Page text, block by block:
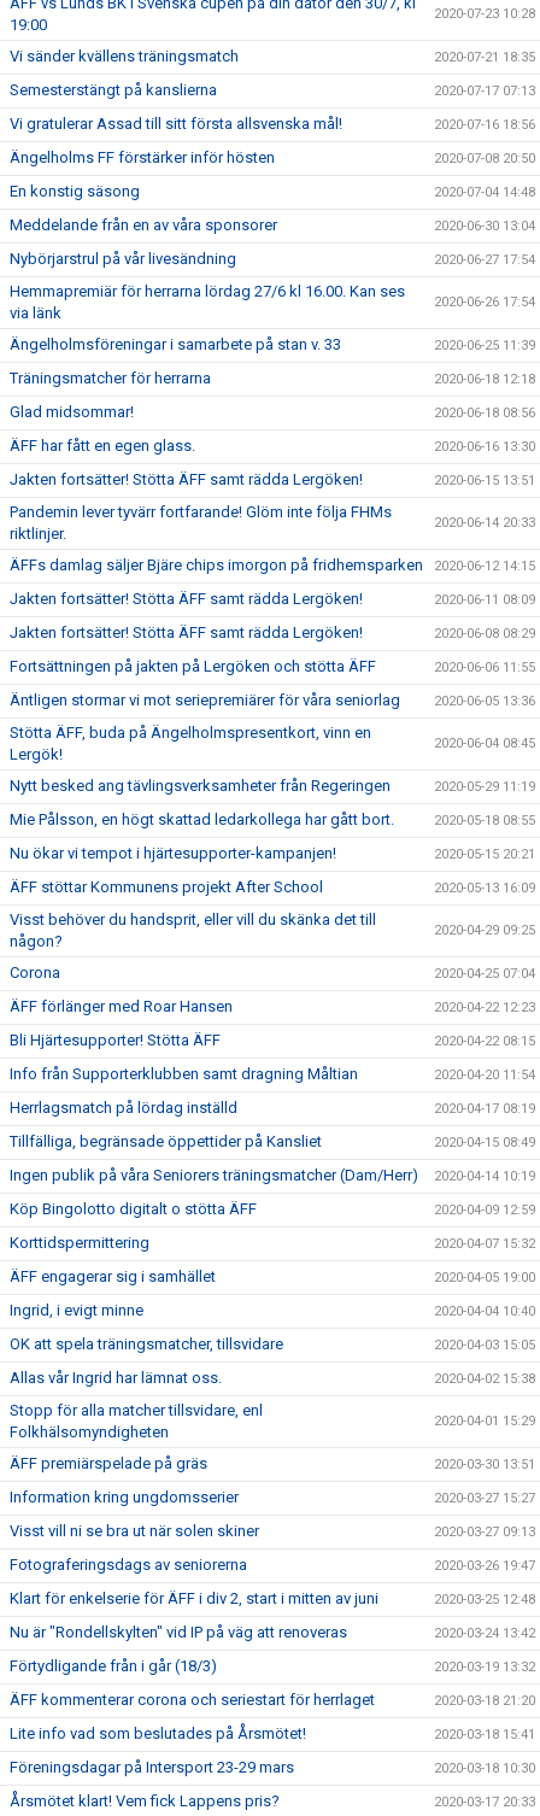
19:00
2020-07-23 10:28
Vi sänder kvällens träningsmatch 2020-07-21 18:35
Semesterstängt på kanslierna 2020-07-17 07:13
Vi gratulerar Assad till sitt första allsvenska mål! 2020-07-16 18:56
Ängelholms FF förstärker inför hösten 2020-07-08 20:50
En konstig säsong 2020-07-04 14:48
Meddelande från en av våra sponsorer 2020-06-30 13:04
Nybörjarstrul på vår livesändning 2020-06-27 17:54
Hemmapremiär för herrarna lördag 27/6 kl 16.00. Kan ses
via länk
2020-06-26 17:54
Ängelholmsföreningar i samarbete på stan v. 33 2020-06-25 11:39
Träningsmatcher för herrarna 2020-06-18 12:18
Glad midsommar! 2020-06-18 08:56
ÄFF har fått en egen glass. 2020-06-16 13:30
Jakten fortsätter! Stötta ÄFF samt rädda Lergöken! 2020-06-15 13:51
Pandemin lever tyvärr fortfarande! Glöm inte följa FHMs
riktlinjer.
2020-06-14 20:33
ÄFFs damlag säljer Bjäre chips imorgon på fridhemsparken 2020-06-12 14:15
Jakten fortsätter! Stötta ÄFF samt rädda Lergöken! 2020-06-11 08:09
Jakten fortsätter! Stötta ÄFF samt rädda Lergöken! 2020-06-08 08:29
Fortsättningen på jakten på Lergöken och stötta ÄFF 2020-06-06 11:55
Äntligen stormar vi mot seriepremiärer för våra seniorlag 2020-06-05 13:36
Stötta ÄFF, buda på Ängelholmspresentkort, vinn en
Lergök!
2020-06-04 08:45
Nytt besked ang tävlingsverksamheter från Regeringen 2020-05-29 11:19
Mie Pålsson, en högt skattad ledarkollega har gått bort. 2020-05-18 08:55
Nu ökar vi tempot i hjärtesupporter-kampanjen! 2020-05-15 20:21
ÄFF stöttar Kommunens projekt After School 2020-05-13 16:09
Visst behöver du handsprit, eller vill du skänka det till
någon?
2020-04-29 09:25
Corona 2020-04-25 07:04
ÄFF förlänger med Roar Hansen 2020-04-22 12:23
Bli Hjärtesupporter! Stötta ÄFF 2020-04-22 08:15
Info från Supporterklubben samt dragning Måltian 2020-04-20 11:54
Herrlagsmatch på lördag inställd 2020-04-17 08:19
Tillfälliga, begränsade öppettider på Kansliet 2020-04-15 08:49
Ingen publik på våra Seniorers träningsmatcher (Dam/Herr) 2020-04-14 10:19
Köp Bingolotto digitalt o stötta ÄFF 2020-04-09 12:59
Korttidspermittering 2020-04-07 15:32
ÄFF engagerar sig i samhället 2020-04-05 19:00
Ingrid, i evigt minne 2020-04-04 10:40
OK att spela träningsmatcher, tillsvidare 2020-04-03 15:05
Allas vår Ingrid har lämnat oss. 2020-04-02 15:38
Stopp för alla matcher tillsvidare, enl
Folkhälsomyndigheten
2020-04-01 15:29
ÄFF premiärspelade på gräs 2020-03-30 13:51
Information kring ungdomsserier 2020-03-27 15:27
Visst vill ni se bra ut när solen skiner 2020-03-27 09:13
Fotograferingsdags av seniorerna 2020-03-26 19:47
Klart för enkelserie för ÄFF i div 2, start i mitten av juni 2020-03-25 12:48
Nu är "Rondellskylten" vid IP på väg att renoveras 2020-03-24 13:42
Förtydligande från i går (18/3) 2020-03-19 13:32
ÄFF kommenterar corona och seriestart för herrlaget 2020-03-18 21:20
Lite info vad som beslutades på Årsmötet! 2020-03-18 15:41
Föreningsdagar på Intersport 23-29 mars 2020-03-18 10:30
Årsmötet klart! Vem fick Lappens pris? 2020-03-17 20:33